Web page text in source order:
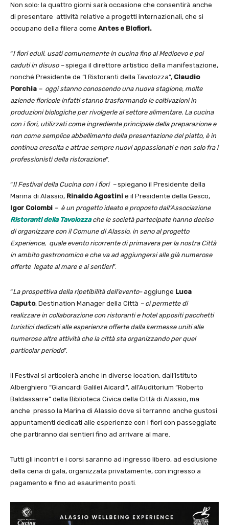
Non solo: la quattro giorni sarà occasione che consentirà anche
di presentare attività relative a progetti internazionali, che si
occupano della filiera come Antes e Biofiori.
“I fiori eduli, usati comunemente in cucina fino al Medioevo e poi
caduti in disuso –spiega il direttore artistico della manifestazione,
nonché Presidente de “I Ristoranti della Tavolozza”, Claudio
Porchia – oggi stanno conoscendo una nuova stagione, molte
aziende floricole infatti stanno trasformando le coltivazioni in
produzioni biologiche per rivolgerle al settore alimentare. La cucina
con i fiori, utilizzati come ingrediente principale della preparazione e
non come semplice abbellimento della presentazione del piatto, è in
continua crescita e attrae sempre nuovi appassionati e non solo fra i
professionisti della ristorazione“.
“Il Festival della Cucina con i fiori –spiegano il Presidente della
Marina di Alassio, Rinaldo Agostini e il Presidente della Gesco,
Igor Colombi – è un progetto ideato e proposto dall’Associazione
Ristoranti della Tavolozzache le società partecipate hanno deciso
di organizzare con il Comune di Alassio, in seno al progetto
Experience, quale evento ricorrente di primavera per la nostra Città
in ambito gastronomico e che va ad aggiungersi alle già numerose
offerte legate al mare e ai sentieri”.
“La prospettiva della ripetibilità dell’evento-aggiunge Luca
Caputo, Destination Manager della Città – ci permette di
realizzare in collaborazione con ristoranti e hotel appositi pacchetti
turistici dedicati alle esperienze offerte dalla kermesse uniti alle
numerose altre attività che la città sta organizzando per quel
particolar periodo”.
Il Festival si articolerà anche in diverse location, dall’Istituto
Alberghiero “Giancardi Galilei Aicardi”, all’Auditorium “Roberto
Baldassarre” della Biblioteca Civica della Città di Alassio, ma
anche presso la Marina di Alassio dove si terranno anche gustosi
appuntamenti dedicati alle esperienze con i fiori con passeggiate
che partiranno dai sentieri fino ad arrivare al mare.
Tutti gli incontri e i corsi saranno ad ingresso libero, ad esclusione
della cena di gala, organizzata privatamente, con ingresso a
pagamento e fino ad esaurimento posti.